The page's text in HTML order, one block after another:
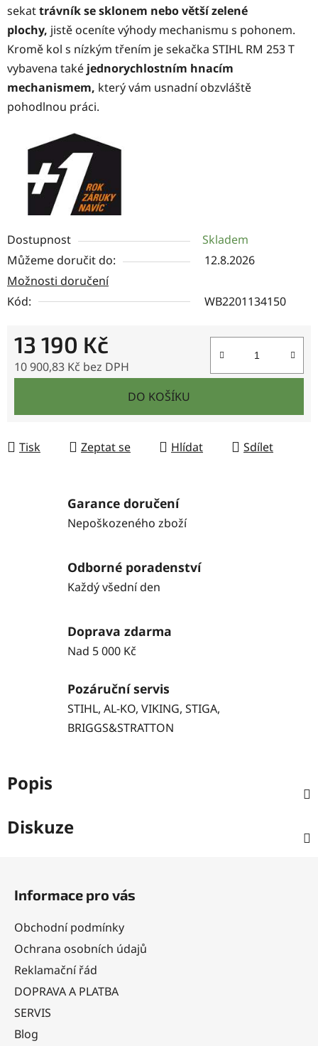
sekattrávník se sklonem nebo větší zelené
plochy, jistě oceníte výhody mechanismu s pohonem.
Kromě kol s nízkým třením je sekačka STIHL RM 253 T
vybavena také jednorychlostním hnacím
mechanismem, který vám usnadní obzvláště
pohodlnou práci.
Dostupnost
Skladem
Můžeme doručit do:
12.8.2026
Možnosti doručení
Kód:
WB2201134150
13 190 Kč
10 900,83 Kč bez DPH
DO KOŠÍKU
Tisk Zeptat se Hlídat Sdílet
Garance doručení
Nepoškozeného zboží
Odborné poradenství
Každý všední den
Doprava zdarma
Nad 5 000 Kč
Pozáruční servis
STIHL, AL-KO, VIKING, STIGA,
BRIGGS&STRATTON
Popis
Diskuze
Informace pro vás
Obchodní podmínky
Ochrana osobních údajů
Reklamační řád
DOPRAVA A PLATBA
SERVIS
Blog